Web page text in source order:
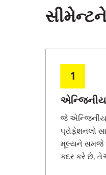
1
જે
પ્રોફેશનલો
મૂલ્યને સમજે
કદર કરે છે,